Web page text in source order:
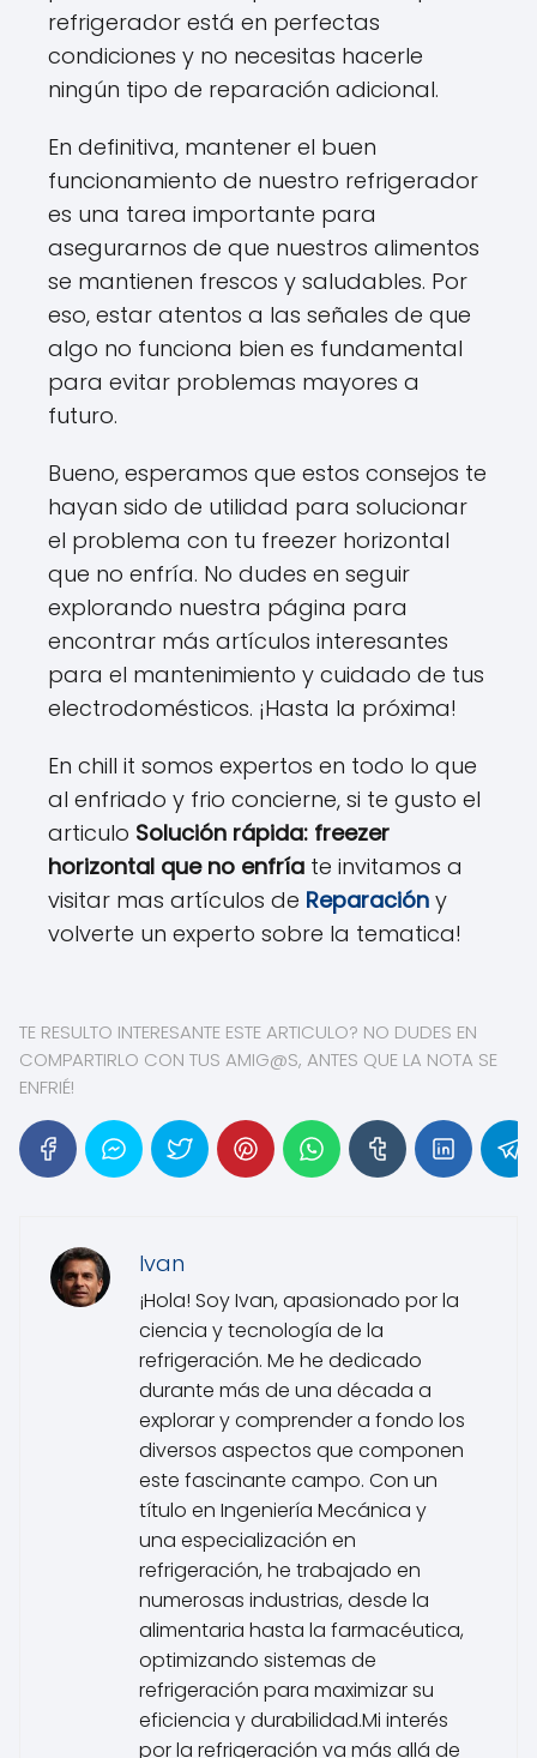
refrigerador está en perfectas
condiciones y no necesitas hacerle
ningún tipo de reparación adicional.
En definitiva, mantener el buen
funcionamiento de nuestro refrigerador
es una tarea importante para
asegurarnos de que nuestros alimentos
se mantienen frescos y saludables. Por
eso, estar atentos a las señales de que
algo no funciona bien es fundamental
para evitar problemas mayores a
futuro.
Bueno, esperamos que estos consejos te
hayan sido de utilidad para solucionar
el problema con tu freezer horizontal
que no enfría. No dudes en seguir
explorando nuestra página para
encontrar más artículos interesantes
para el mantenimiento y cuidado de tus
electrodomésticos. ¡Hasta la próxima!
En chill it somos expertos en todo lo que
al enfriado y frio concierne, si te gusto el
articulo Solución rápida: freezer
horizontal que no enfría te invitamos a
visitar mas artículos de Reparación y
volverte un experto sobre la tematica!
TE RESULTO INTERESANTE ESTE ARTICULO? NO DUDES EN
COMPARTIRLO CON TUS AMIG@S, ANTES QUE LA NOTA SE
ENFRIÉ!
Ivan
¡Hola! Soy Ivan, apasionado por la
ciencia y tecnología de la
refrigeración. Me he dedicado
durante más de una década a
explorar y comprender a fondo los
diversos aspectos que componen
este fascinante campo. Con un
título en Ingeniería Mecánica y
una especialización en
refrigeración, he trabajado en
numerosas industrias, desde la
alimentaria hasta la farmacéutica,
optimizando sistemas de
refrigeración para maximizar su
eficiencia y durabilidad.Mi interés
por la refrigeración va más allá de